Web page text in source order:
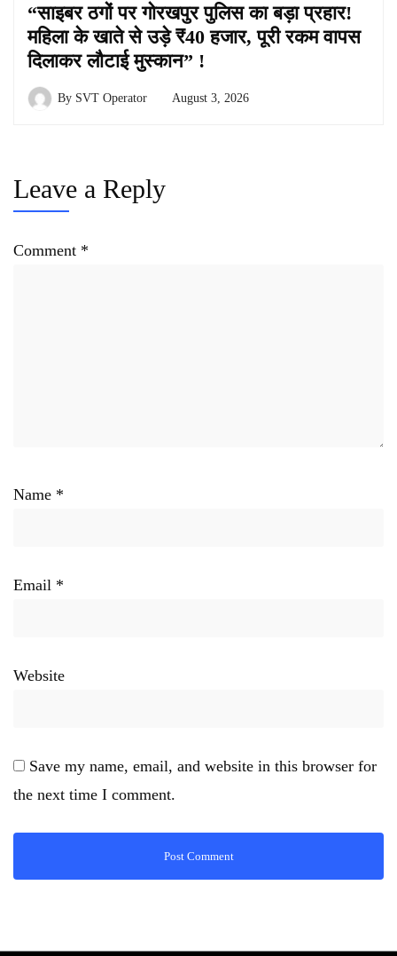
“साइबर ठगों पर गोरखपुर पुलिस का बड़ा प्रहार!
महिला के खाते से उड़े ₹40 हजार, पूरी रकम वापस
दिलाकर लौटाई मुस्कान” !
By SVT Operator August 3, 2026
Leave a Reply
Comment *
Name *
Email *
Website
Save my name, email, and website in this browser for
the next time I comment.